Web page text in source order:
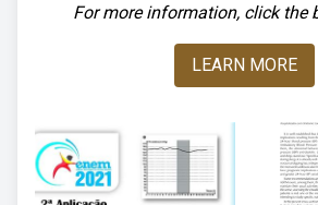
For more information, click the
LEARN MORE